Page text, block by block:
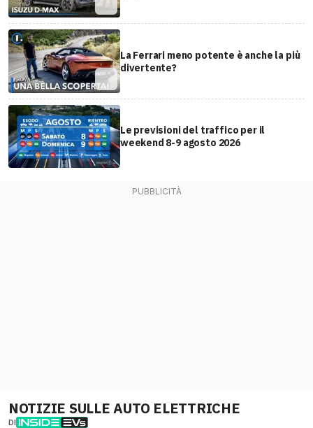
La Ferrari meno potente è anche la più
divertente?
Le previsioni del traffico per il
weekend 8-9 agosto 2026
NOTIZIE SULLE AUTO ELETTRICHE
DI